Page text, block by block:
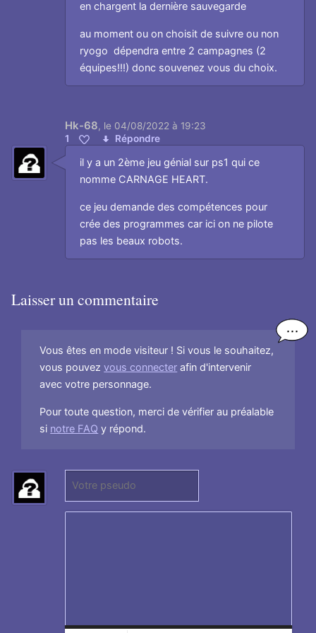
en chargent la dernière sauvegarde
au moment ou on choisit de suivre ou non
ryogo dépendra entre 2 campagnes (2
équipes!!!) donc souvenez vous du choix.
Hk-68, le 04/08/2022 à 19:23
Aimer
1 Répondre
il y a un 2ème jeu génial sur ps1 qui ce
nomme CARNAGE HEART.
ce jeu demande des compétences pour
crée des programmes car ici on ne pilote
pas les beaux robots.
Laisser un commentaire
Vous êtes en mode visiteur ! Si vous le souhaitez,
vous pouvezvous connecter afin d'intervenir
avec votre personnage.
Pour toute question, merci de vérifier au préalable
si notre FAQ y répond.